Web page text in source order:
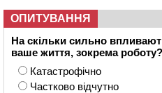
ОПИТУВАННЯ
На скільки сильно
ваше життя, зокрема роботу?
Катастрофічно
Частково відчутно